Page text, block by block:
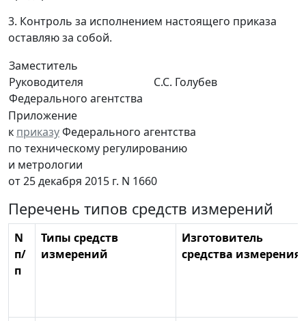
3. Контроль за исполнением настоящего приказа
оставляю за собой.
Заместитель
Руководителя
Федерального агентства
С.С. Голубев
Приложение
к приказуФедерального агентства
по техническому регулированию
и метрологии
от 25 декабря 2015 г. N 1660
Перечень типов средств измерений
N
п/
п
Типы средств
измерений
Изготовитель
средства измерения